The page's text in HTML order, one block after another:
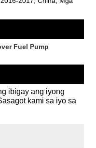
Fuel Pump
ibigay ang iyong
kami sa iyo sa